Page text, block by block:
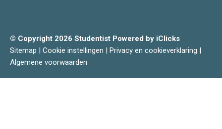
© Copyright 2026 Studentist Powered by iClicks
Sitemap | Cookie instellingen | Privacy en cookieverklaring |
Algemene voorwaarden